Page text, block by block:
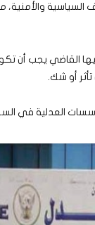
القاضي يجب أن
أو شك.
العدلية في